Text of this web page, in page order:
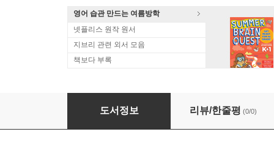
영어 습관 만드는 여름방학
넷플리스 원작 원서
지브리 관련 외서 모음
책보다 부록
ティアム-ン帝國物語 2
도서정보 리뷰/한줄평 (0/0)